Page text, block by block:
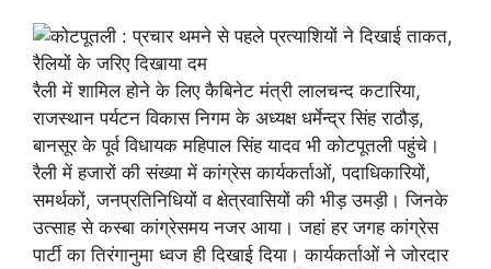
रैली में शामिल होने के लिए कैबिनेट मंत्री लालचन्द कटारिया,
राजस्थान पर्यटन विकास निगम के अध्यक्ष धर्मेन्द्र सिंह राठौड़,
बानसूर के पूर्व विधायक महिपाल सिंह यादव भी कोटपूतली पहुंचे।
रैली में हजारों की संख्या में कांग्रेस कार्यकर्ताओं, पदाधिकारियों,
समर्थकों, जनप्रतिनिधियों व क्षेत्रवासियों की भीड़ उमड़ी। जिनके
उत्साह से कस्बा कांग्रेसमय नजर आया। जहां हर जगह कांग्रेस
पार्टी का तिरंगानुमा ध्वज ही दिखाई दिया। कार्यकर्ताओं ने जोरदार